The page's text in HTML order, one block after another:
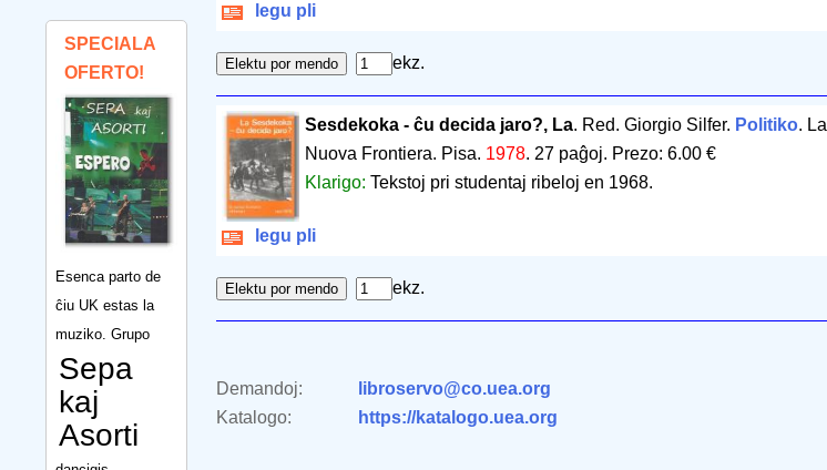
SPECIALA
OFERTO!
Esenca parto de
ĉiu UK estas la
muziko. Grupo
Sepa
kaj
Asorti
legu pli
ekz.
Sesdekoka - ĉu decida jaro?, La. Red. Giorgio Silfer. Politiko. La
Nuova Frontiera. Pisa. 1978. 27 paĝoj. Prezo: 6.00 €
Klarigo: Tekstoj pri studentaj ribeloj en 1968.
legu pli
ekz.
Demandoj:
libroservo@co.uea.org
Katalogo:
https://katalogo.uea.org